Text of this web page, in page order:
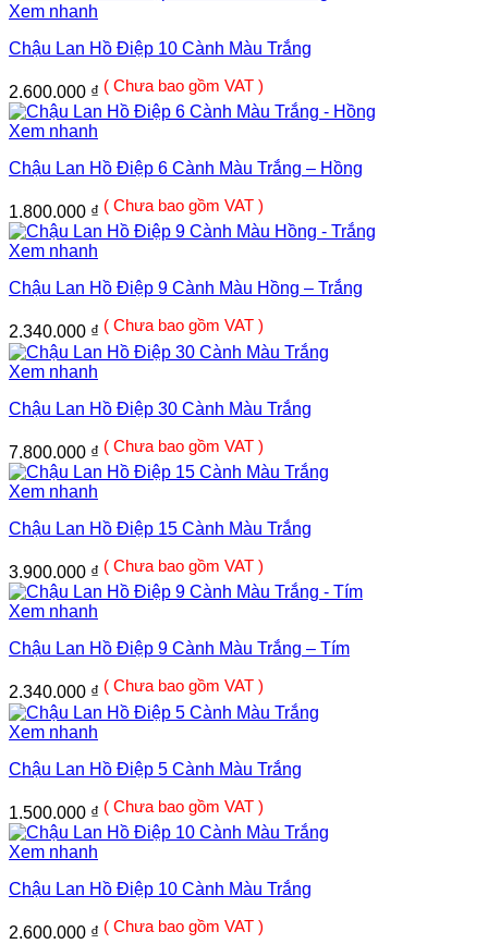
Xem nhanh
Chậu Lan Hồ Điệp 10 Cành Màu Trắng
2.600.000 ₫ ( Chưa bao gồm VAT )
Xem nhanh
Chậu Lan Hồ Điệp 6 Cành Màu Trắng – Hồng
1.800.000 ₫ ( Chưa bao gồm VAT )
Xem nhanh
Chậu Lan Hồ Điệp 9 Cành Màu Hồng – Trắng
2.340.000 ₫ ( Chưa bao gồm VAT )
Xem nhanh
Chậu Lan Hồ Điệp 30 Cành Màu Trắng
7.800.000 ₫ ( Chưa bao gồm VAT )
Xem nhanh
Chậu Lan Hồ Điệp 15 Cành Màu Trắng
3.900.000 ₫ ( Chưa bao gồm VAT )
Xem nhanh
Chậu Lan Hồ Điệp 9 Cành Màu Trắng – Tím
2.340.000 ₫ ( Chưa bao gồm VAT )
Xem nhanh
Chậu Lan Hồ Điệp 5 Cành Màu Trắng
1.500.000 ₫ ( Chưa bao gồm VAT )
Xem nhanh
Chậu Lan Hồ Điệp 10 Cành Màu Trắng
2.600.000 ₫ ( Chưa bao gồm VAT )